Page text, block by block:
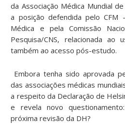
da Associação Médica Mundial
a posição defendida pelo CFM
Médica e pela Comissão
Pesquisa/CNS, relacionada ao
também ao acesso pós-estudo.
Embora tenha sido aprovada
das associações médicas
a respeito da Declaração de
e revela novo
próxima revisão da DH?